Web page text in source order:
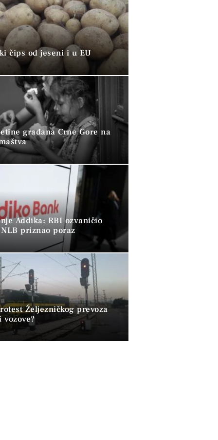
čips od jeseni i u EU
građana Crne Gore na
Addika: RBI ozvaničio
priznao poraz
Željezničkog prevoza
vozove?